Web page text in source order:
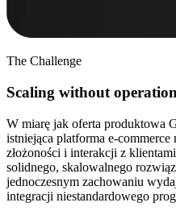
The Challenge
Scaling without
W miarę jak oferta produktowa
istniejąca platforma e-commerce
złożoności i interakcji z
solidnego, skalowalnego
jednoczesnym zachowaniu
integracji niestandardowego